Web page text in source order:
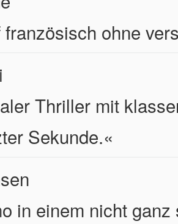
französisch ohne
Thriller mit
Sekunde.«
in einem nicht